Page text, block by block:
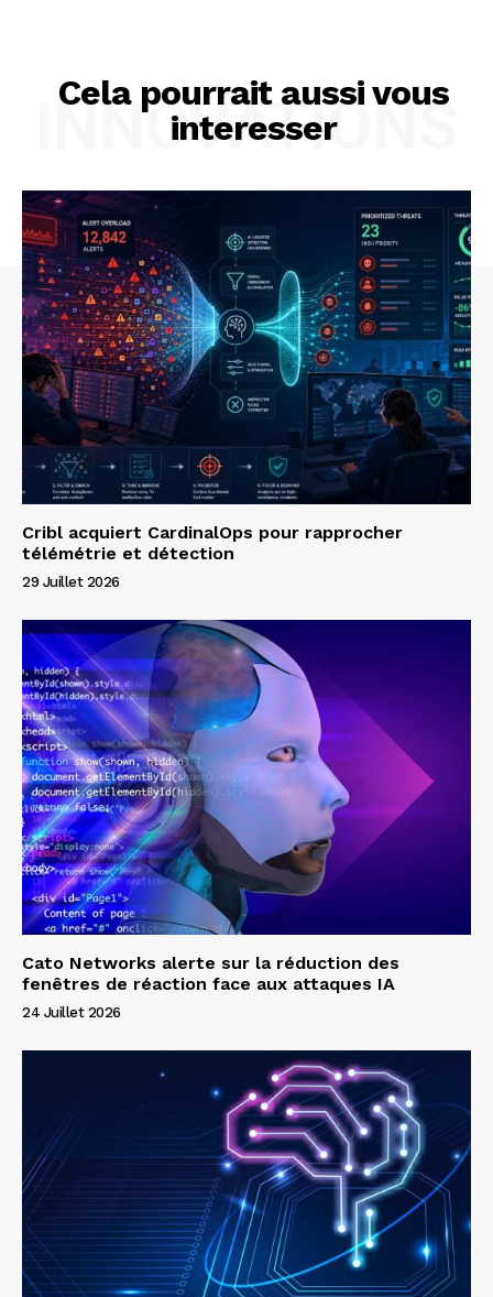
Cela pourrait aussi vous
interesser
INNOVATIONS
Cribl acquiert CardinalOps pour rapprocher
télémétrie et détection
29 Juillet 2026
Cato Networks alerte sur la réduction des
fenêtres de réaction face aux attaques IA
24 Juillet 2026